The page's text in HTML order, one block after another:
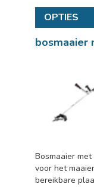
OPTIES
bosmaaier
Bosmaaier
voor het
bereikbare